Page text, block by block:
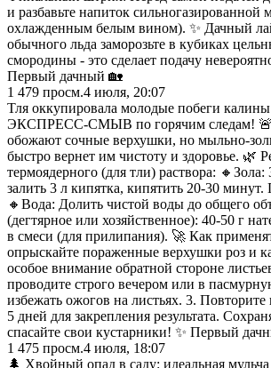
и разбавьте напиток сильногазированной
охлажденным белым вином). ✨ Дачный
обычного льда заморозьте в кубиках
смородины - это сделает подачу
Первый дачный 🏡
1 479 просм.4 июля, 20:07
Тля оккупировала молодые побеги калины
ЭКСПРЕСС-СМЫВ по горячим следам! 🚨
обожают сочные верхушки, но мыльно-
быстро вернет им чистоту и здоровье. 🌿
термоядерного (для тли) раствора: 🔸Зола:
залить 3 л кипятка, кипятить 20-30 минут.
🔸Вода: Долить чистой воды до общего
(дегтярное или хозяйственное): 40-50 г
в смеси (для прилипания). 🚀 Как
опрыскайте пораженные верхушки роз и
особое внимание обратной стороне
проводите строго вечером или в
избежать ожогов на листьях. 3. Повторите
5 дней для закрепления результата.
спасайте свои кустарники! ✨ Первый
1 475 просм.4 июля, 18:07
🌲 Хвойный опад в саду: идеальная